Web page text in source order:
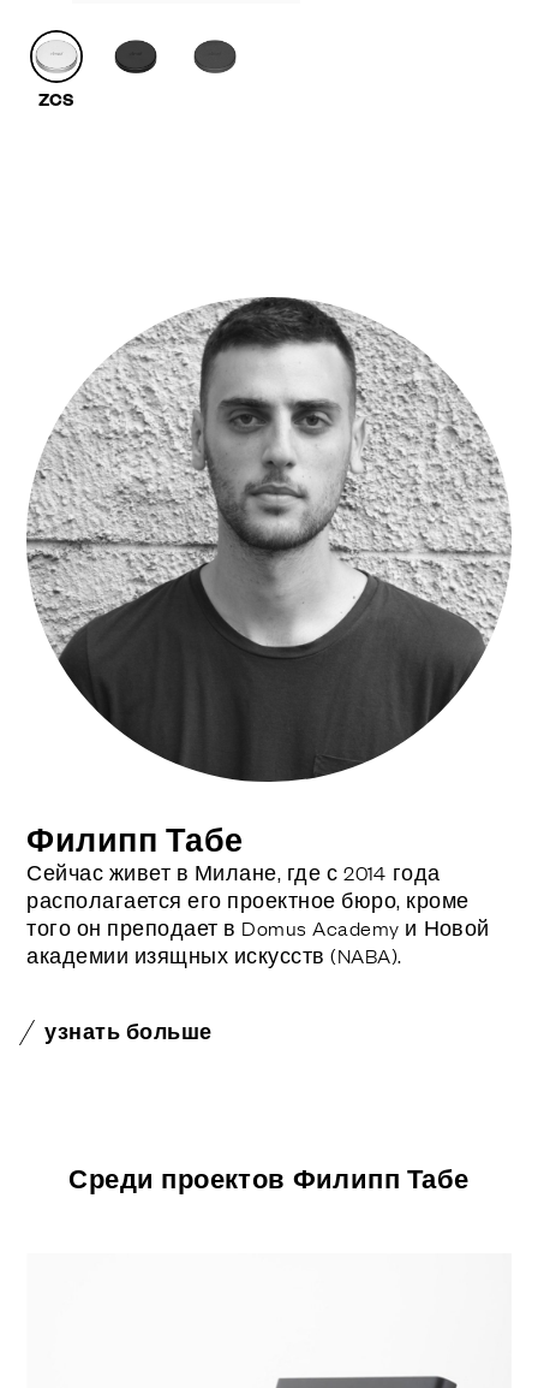
Филипп Табе
Сейчас живет в Милане, где с 2014 года
располагается его проектное бюро, кроме
того он преподает в Domus Academy и Новой
академии изящных искусств (NABA).
узнать больше
Среди проектов Филипп Табе